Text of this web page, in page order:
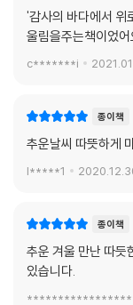
'감사의 바다에서 위
울림을주는책이었어
c*******i
종이책
추운날씨 따뜻하게
l*****1
종이책
추운 겨울 만난 따듯
있습니다.